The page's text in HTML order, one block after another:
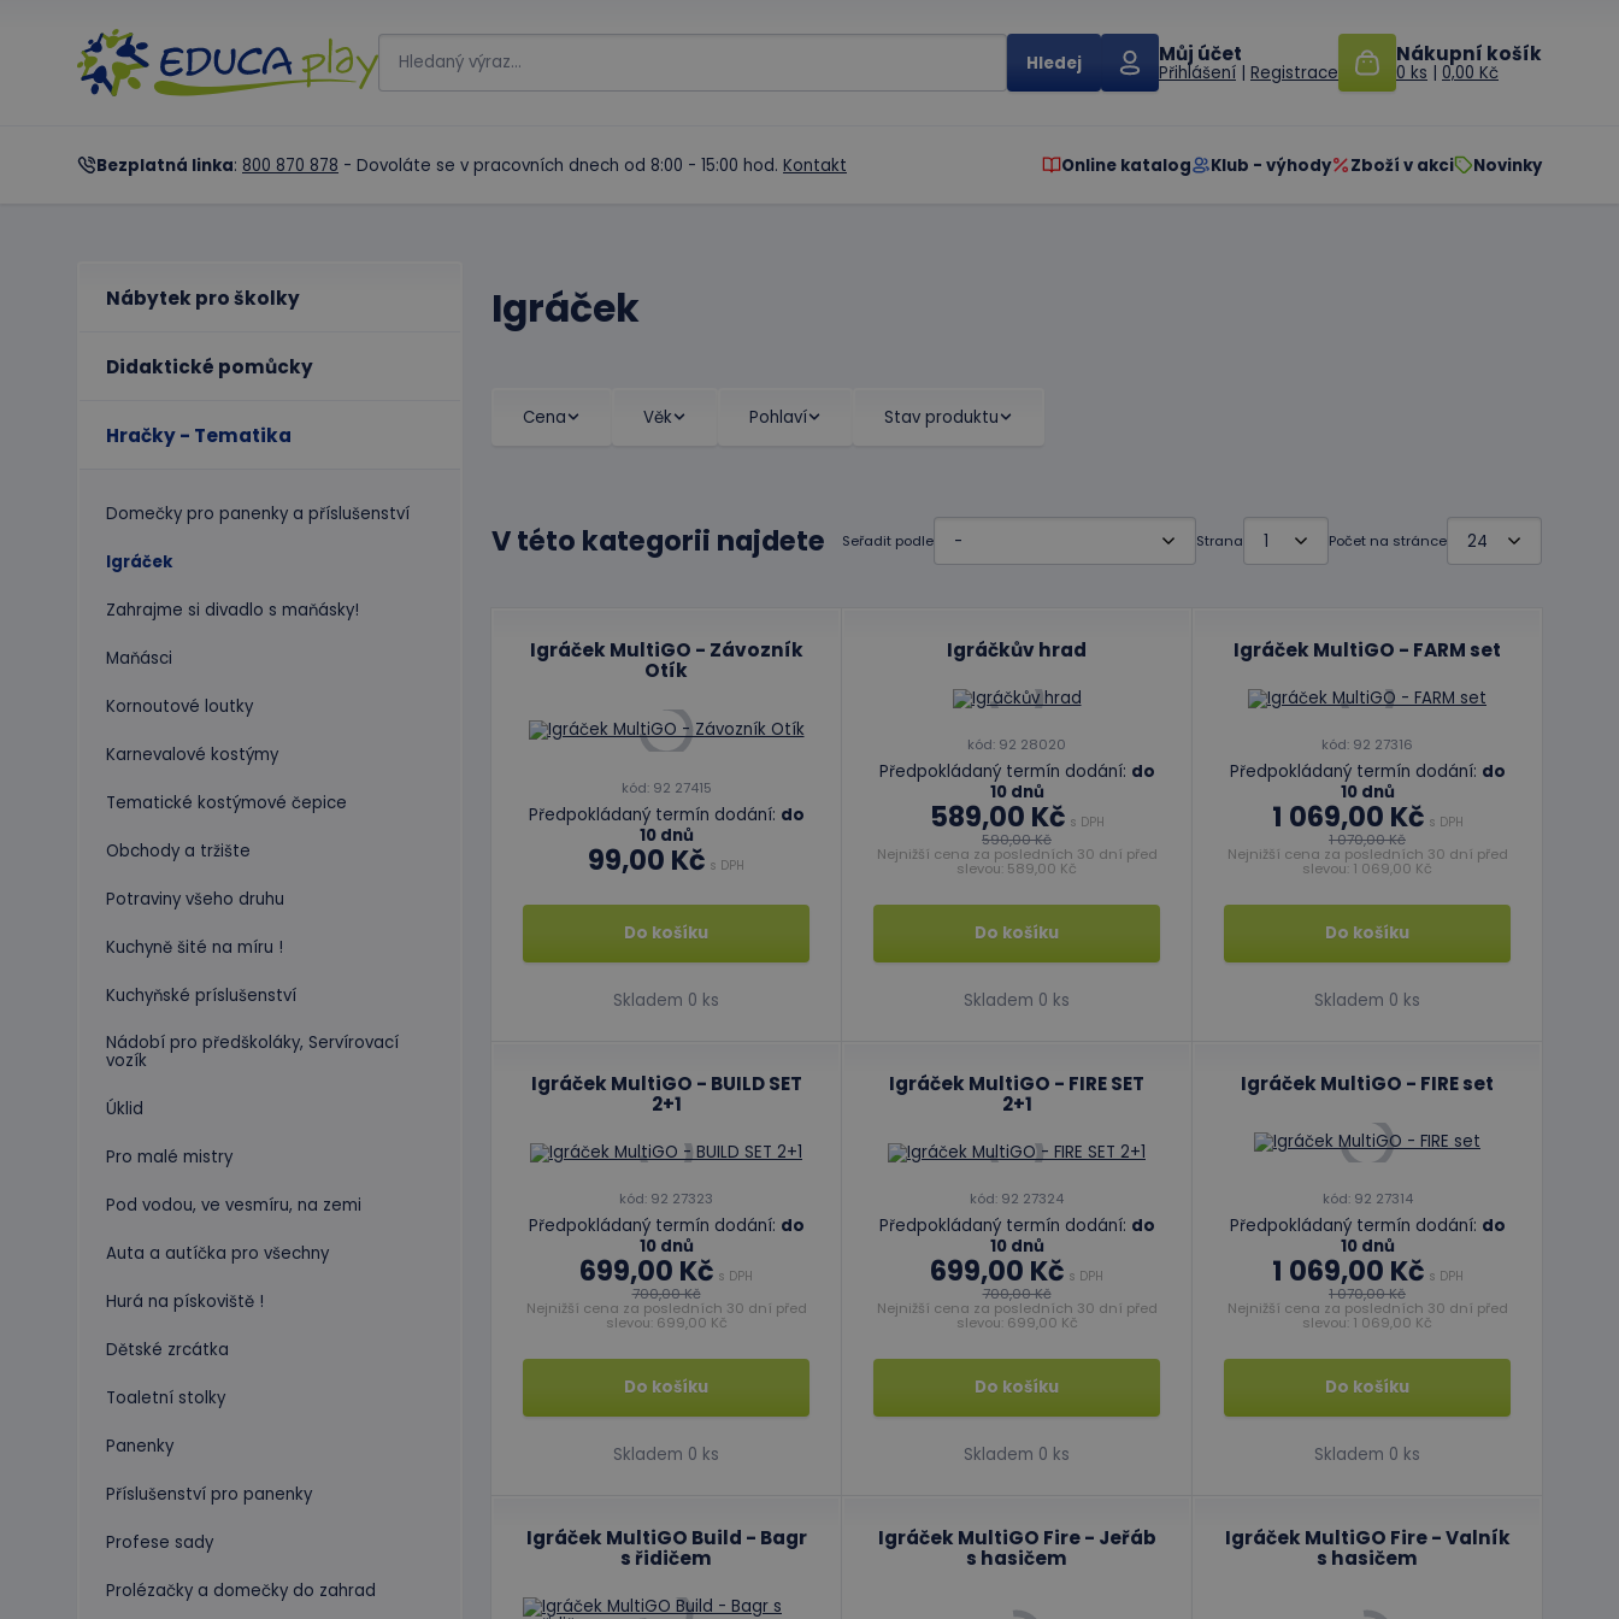
Můj účet
Přihlášení | Registrace
Nákupní košík
0 ks | 0,00 Kč
Bezplatná linka: 800 870 878 - Dovoláte se v pracovních dnech od 8:00 - 15:00 hod. Kontakt Online katalog Klub - výhody Zboží v akci Novinky
Nábytek pro školky
Didaktické pomůcky
Hračky - Tematika
Domečky pro panenky a příslušenství
Igráček
Zahrajme si divadlo s maňásky!
Maňásci
Kornoutové loutky
Karnevalové kostýmy
Tematické kostýmové čepice
Obchody a tržište
Potraviny všeho druhu
Kuchyně šité na míru !
Kuchyňské príslušenství
Nádobí pro předškoláky, Servírovací
vozík
Úklid
Pro malé mistry
Pod vodou, ve vesmíru, na zemi
Auta a autíčka pro všechny
Hurá na pískoviště !
Dětské zrcátka
Toaletní stolky
Panenky
Příslušenství pro panenky
Profese sady
Prolézačky a domečky do zahrad
Igráček
Cena Věk Pohlaví Stav produktu
V této kategorii najdete Seřadit podle Strana Počet na stránce
Igráček MultiGO - Závozník
Otík
kód: 92 27415
Předpokládaný termín dodání: do
10 dnů
99,00 Kč s DPH
Do košíku
Skladem 0 ks
Igráčkův hrad
kód: 92 28020
Předpokládaný termín dodání: do
10 dnů
589,00 Kč s DPH
590,00 Kč
Nejnižší cena za posledních 30 dní před
slevou: 589,00 Kč
Do košíku
Skladem 0 ks
Igráček MultiGO - FARM set
kód: 92 27316
Předpokládaný termín dodání: do
10 dnů
1 069,00 Kč s DPH
1 070,00 Kč
Nejnižší cena za posledních 30 dní před
slevou: 1 069,00 Kč
Do košíku
Skladem 0 ks
Igráček MultiGO - BUILD SET
2+1
kód: 92 27323
Předpokládaný termín dodání: do
10 dnů
699,00 Kč s DPH
700,00 Kč
Nejnižší cena za posledních 30 dní před
slevou: 699,00 Kč
Do košíku
Skladem 0 ks
Igráček MultiGO - FIRE SET
2+1
kód: 92 27324
Předpokládaný termín dodání: do
10 dnů
699,00 Kč s DPH
700,00 Kč
Nejnižší cena za posledních 30 dní před
slevou: 699,00 Kč
Do košíku
Skladem 0 ks
Igráček MultiGO - FIRE set
kód: 92 27314
Předpokládaný termín dodání: do
10 dnů
1 069,00 Kč s DPH
1 070,00 Kč
Nejnižší cena za posledních 30 dní před
slevou: 1 069,00 Kč
Do košíku
Skladem 0 ks
Igráček MultiGO Build - Bagr
s řidičem
Igráček MultiGO Fire - Jeřáb
s hasičem
Igráček MultiGO Fire - Valník
s hasičem